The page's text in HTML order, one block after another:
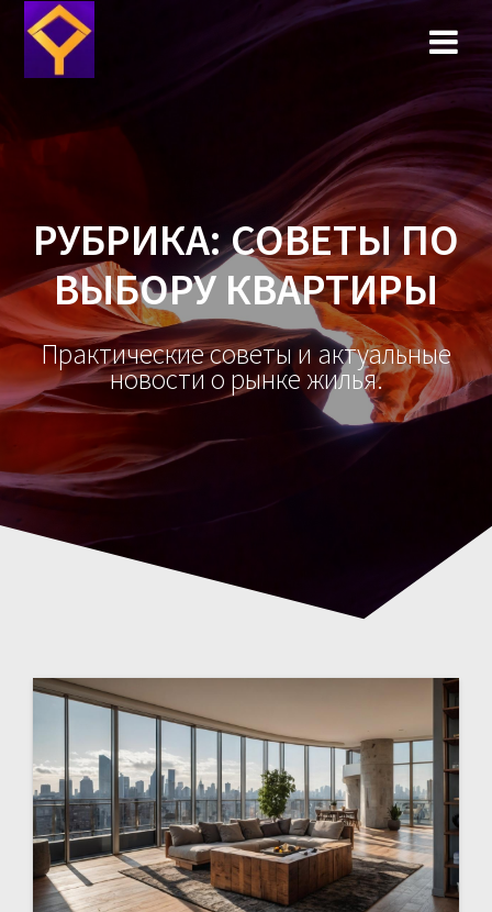
Перейти
к
РУБРИКА:СОВЕТЫ ПО
ВЫБОРУ КВАРТИРЫ
Практические советы и актуальные
новости о рынке жилья.